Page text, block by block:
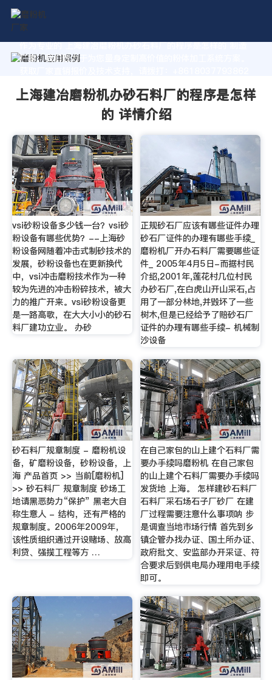
作为专业的 上海建冶磨粉机办砂石料厂的程序是怎样的 制造
厂家，我们致力于为您量身定制高价值的粉体加工系统方案。
上海建冶磨粉机办砂石料厂的程序是怎样
的 详情介绍
vsi砂粉设备多少钱一台？vsi砂
粉设备有哪些优势？--上海砂
粉设备网随着冲击式制砂技术的
发展，砂粉设备也在更新换代
中，vsi冲击磨粉技术作为一种
较为先进的冲击粉碎技术，被大
力的推广开来。vsi砂粉设备更
是一路高歌，在大大小小的砂石
料厂建功立业。 办砂
正规砂石厂应该有哪些证件办理
砂石厂证件的办理有哪些手续_
磨粉机厂开办石料厂需要哪些证
件_ 2005年4月5日-而据村民
介绍,2001年,莲花村几位村民
办砂石厂,在白虎山开山采石,占
用了一部分林地,并毁坏了一些
树木,但是已经给予了赔砂石厂
证件的办理有哪些手续- 机械制
沙设备
砂石料厂规章制度 - 磨粉机设
备，矿磨粉设备，砂粉设备，上
海 产品首页 >> 当前[磨粉机]
>> 砂石料厂 规章制度 砂场工
地请黑恶势力“保护” 黑老大自
称生意人 - 结构，还有严格的
规章制度。2006年2009年，
该性质组织通过开设赌场、放高
利贷、强揽工程等方 …
在自己家包的山上建个石料厂需
要办手续吗磨粉机 在自己家包
的山上建个石料厂需要办手续吗
发货地 上海。 怎样建砂石料厂
石料厂采石场石子厂砂厂 在建
厂过程需要注意什么事项呐 步
是调查当地市场行情 首先到乡
镇企管办找办证、国土所办证、
政府批文、安监部办开采证、符
合要求后到供电局办理用电手续
即可。